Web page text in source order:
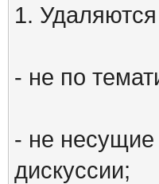
1.
- не по
- не
дискуссии;